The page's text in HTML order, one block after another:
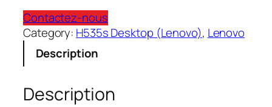
Contactez-nous
Category: H535s Desktop (Lenovo), Lenovo
Description
Description